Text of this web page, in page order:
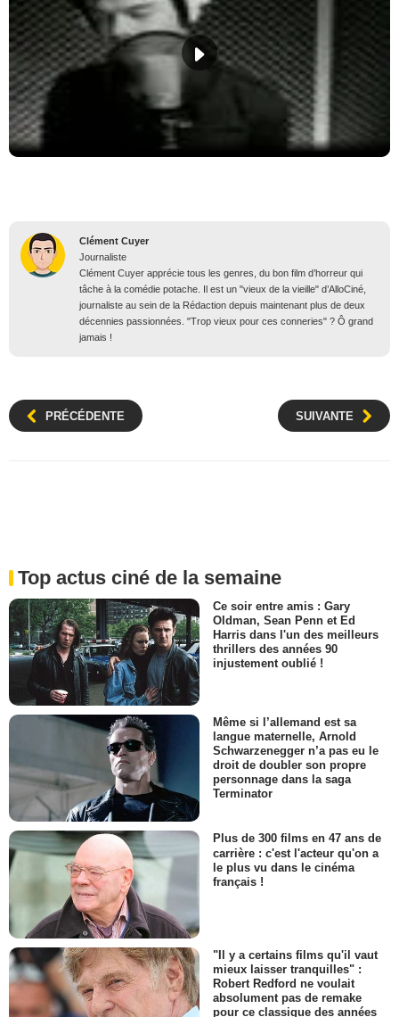
Clément Cuyer
Journaliste
Clément Cuyer apprécie tous les genres, du bon film d’horreur qui
tâche à la comédie potache. Il est un "vieux de la vieille" d’AlloCiné,
journaliste au sein de la Rédaction depuis maintenant plus de deux
décennies passionnées. "Trop vieux pour ces conneries" ? Ô grand
jamais !
PRÉCÉDENTE SUIVANTE
Top actus ciné de la semaine
Ce soir entre amis : Gary
Oldman, Sean Penn et Ed
Harris dans l'un des meilleurs
thrillers des années 90
injustement oublié !
Même si l’allemand est sa
langue maternelle, Arnold
Schwarzenegger n’a pas eu le
droit de doubler son propre
personnage dans la saga
Terminator
Plus de 300 films en 47 ans de
carrière : c'est l'acteur qu'on a
le plus vu dans le cinéma
français !
"Il y a certains films qu'il vaut
mieux laisser tranquilles" :
Robert Redford ne voulait
absolument pas de remake
pour ce classique des années